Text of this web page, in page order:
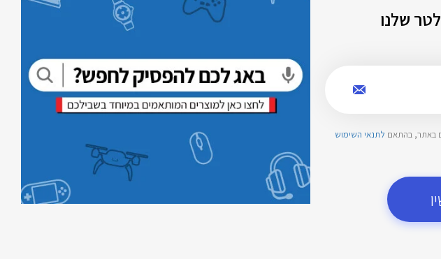
שלנו
באתר, בהתאם לתנאי השימוש